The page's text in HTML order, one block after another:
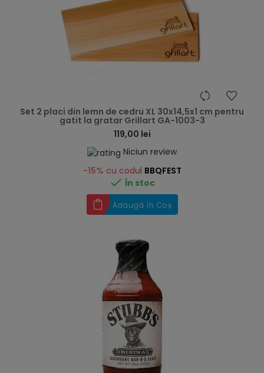
Set 2 placi din lemn de cedru XL 30x14,5x1 cm pentru
gatit la gratar Grillart GA-1003-3
119,00 lei
Niciun review
-15% cu codul BBQFEST
 În stoc
Adaugă în Coș